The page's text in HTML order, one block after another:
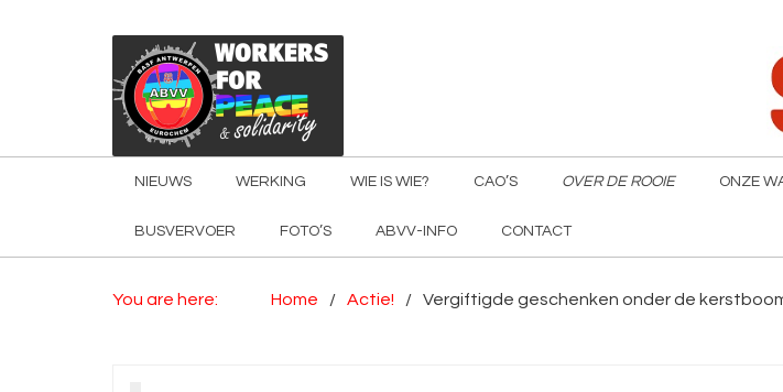
NIEUWS WERKING WIE IS WIE? CAO’S OVER DE ROOIE ONZE
BUSVERVOER FOTO’S ABVV-INFO CONTACT
You are here: Home Actie! Vergiftigde geschenken onder de